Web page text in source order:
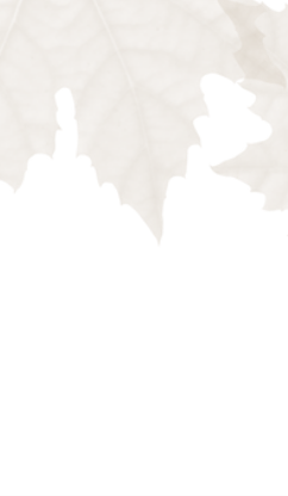
2016: UN MÓN DE POESIA, per
infants i les seves pràctiques
més habituals i a les quals
editorials fins ara.
Un món de poesia